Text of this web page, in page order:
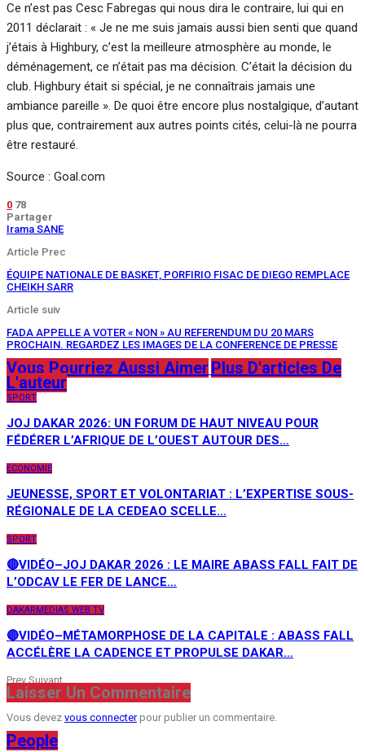
Ce n’est pas Cesc Fabregas qui nous dira le contraire, lui qui en
2011 déclarait : « Je ne me suis jamais aussi bien senti que quand
j’étais à Highbury, c’est la meilleure atmosphère au monde, le
déménagement, ce n’était pas ma décision. C’était la décision du
club. Highbury était si spécial, je ne connaîtrais jamais une
ambiance pareille ». De quoi être encore plus nostalgique, d’autant
plus que, contrairement aux autres points cités, celui-là ne pourra
être restauré.
Source : Goal.com
0 78
Partager
Irama SANE
Article Prec
ÉQUIPE NATIONALE DE BASKET, PORFIRIO FISAC DE DIEGO REMPLACE
CHEIKH SARR
Article suiv
FADA APPELLE A VOTER « NON » AU REFERENDUM DU 20 MARS
PROCHAIN. REGARDEZ LES IMAGES DE LA CONFERENCE DE PRESSE
Vous Pourriez Aussi Aimer Plus D'articles De
L'auteur
SPORT
JOJ DAKAR 2026: UN FORUM DE HAUT NIVEAU POUR
FÉDÉRER L’AFRIQUE DE L’OUEST AUTOUR DES…
ECONOMIE
JEUNESSE, SPORT ET VOLONTARIAT : L’EXPERTISE SOUS-
RÉGIONALE DE LA CEDEAO SCELLE…
SPORT
🔴VIDÉO–JOJ DAKAR 2026 : LE MAIRE ABASS FALL FAIT DE
L’ODCAV LE FER DE LANCE…
DAKARMEDIAS WEB TV
🔴VIDÉO–MÉTAMORPHOSE DE LA CAPITALE : ABASS FALL
ACCÉLÈRE LA CADENCE ET PROPULSE DAKAR…
PrevSuivant
Laisser Un Commentaire
Vous devez vous connecterpour publier un commentaire.
People